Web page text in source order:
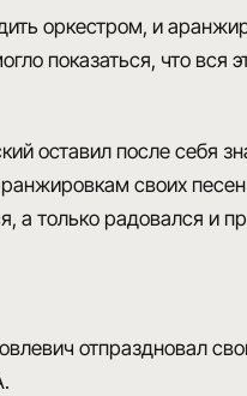
оркестром, и
показаться, что вся
оставил после себя
своих песен
а только радовался и
отпраздновал